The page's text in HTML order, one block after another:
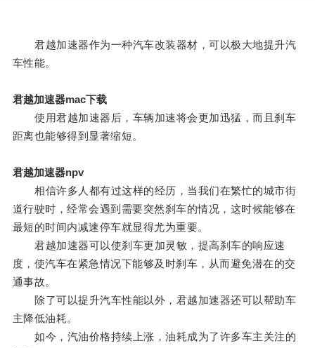
君越加速器作为一种汽车改装器材，可以极大地提升汽
车性能。
君越加速器mac下载
使用君越加速器后，车辆加速将会更加迅猛，而且刹车
距离也能够得到显著缩短。
君越加速器npv
相信许多人都有过这样的经历，当我们在繁忙的城市街
道行驶时，经常会遇到需要突然刹车的情况，这时候能够在
最短的时间内减速停车就显得尤为重要。
君越加速器可以使刹车更加灵敏，提高刹车的响应速
度，使汽车在紧急情况下能够及时刹车，从而避免潜在的交
通事故。
除了可以提升汽车性能以外，君越加速器还可以帮助车
主降低油耗。
如今，汽油价格持续上涨，油耗成为了许多车主关注的